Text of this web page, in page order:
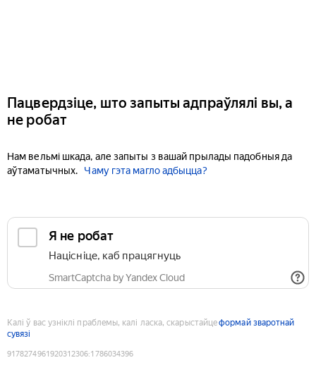
Пацвердзіце, што запыты адпраўлялі вы, а
не робат
Нам вельмі шкада, але запыты з вашай прылады падобныя да
аўтаматычных.
Чаму гэта магло адбыцца?
Я не робат
Націсніце, каб працягнуць
SmartCaptcha by Yandex Cloud
Калі ў вас узніклі праблемы, калі ласка, скарыстайцеформай зваротнай
сувязі
9178274961920312306:1786034396